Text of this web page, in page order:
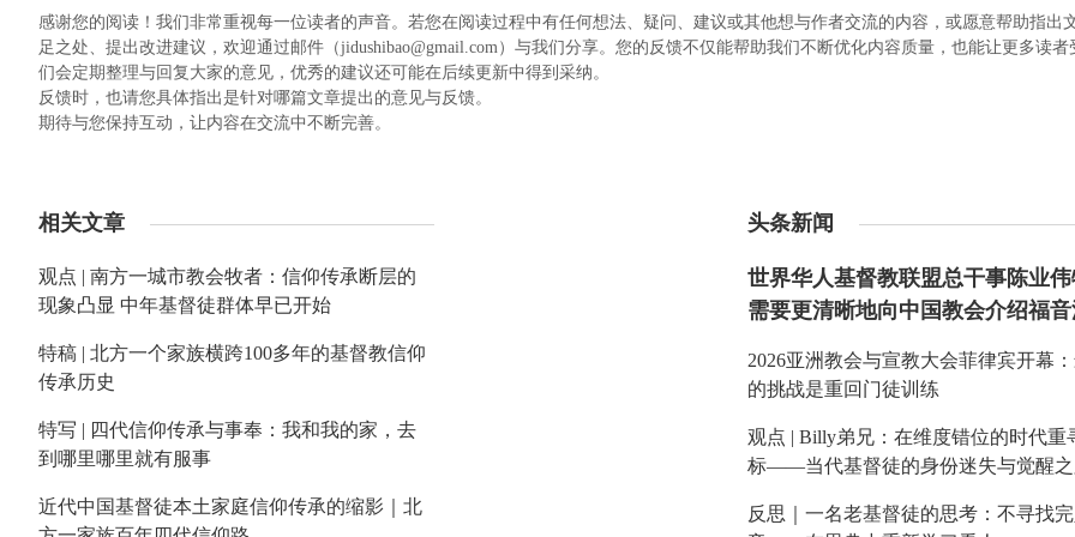
感谢您的阅读！我们非常重视每一位读者的声音。若您在阅读过程中有任何想法、疑问、建议或其他想与作者交流的内容，或愿意帮助指出
足之处、提出改进建议，欢迎通过邮件（jidushibao@gmail.com）与我们分享。您的反馈不仅能帮助我们不断优化内容质量，也能让更多读者
们会定期整理与回复大家的意见，优秀的建议还可能在后续更新中得到采纳。
反馈时，也请您具体指出是针对哪篇文章提出的意见与反馈。
期待与您保持互动，让内容在交流中不断完善。
相关文章
观点 | 南方一城市教会牧者：信仰传承断层的
现象凸显 中年基督徒群体早已开始
特稿 | 北方一个家族横跨100多年的基督教信仰
传承历史
特写 | 四代信仰传承与事奉：我和我的家，去
到哪里哪里就有服事
近代中国基督徒本土家庭信仰传承的缩影｜北
头条新闻
世界华人基督教联盟总干事陈业
需要更清晰地向中国教会介绍福
2026亚洲教会与宣教大会菲律宾开幕
的挑战是重回门徒训练
观点 | Billy弟兄：在维度错位的时代重
标——当代基督徒的身份迷失与觉醒
反思｜一名老基督徒的思考：不寻找